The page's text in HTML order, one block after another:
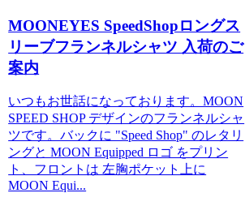
MOONEYES SpeedShopロングス
リーブフランネルシャツ 入荷のご
案内
いつもお世話になっております。MOON
SPEED SHOP デザインのフランネルシャ
ツです。バックに "Speed Shop" のレタリ
ングと MOON Equipped ロゴ をプリン
ト、フロントは 左胸ポケット上に
MOON Equi...